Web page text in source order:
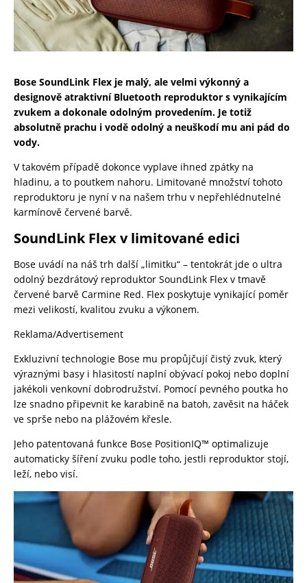
Bose SoundLink Flex je malý, ale velmi výkonný a
designově atraktivní Bluetooth reproduktor s vynikajícím
zvukem a dokonale odolným provedením. Je totiž
absolutně prachu i vodě odolný a neuškodí mu ani pád do
vody.
V takovém případě dokonce vyplave ihned zpátky na
hladinu, a to poutkem nahoru. Limitované množství tohoto
reproduktoru je nyní v na našem trhu v nepřehlédnutelné
karmínově červené barvě.
SoundLink Flex v limitované edici
Bose uvádí na náš trh další „limitku“ – tentokrát jde o ultra
odolný bezdrátový reproduktor SoundLink Flex v tmavě
červené barvě Carmine Red. Flex poskytuje vynikající poměr
mezi velikostí, kvalitou zvuku a výkonem.
Reklama/Advertisement
Exkluzivní technologie Bose mu propůjčují čistý zvuk, který
výraznými basy i hlasitostí naplní obývací pokoj nebo doplní
jakékoli venkovní dobrodružství. Pomocí pevného poutka ho
lze snadno připevnit ke karabině na batoh, zavěsit na háček
ve sprše nebo na plážovém křesle.
Jeho patentovaná funkce Bose PositionIQ™ optimalizuje
automaticky šíření zvuku podle toho, jestli reproduktor stojí,
leží, nebo visí.